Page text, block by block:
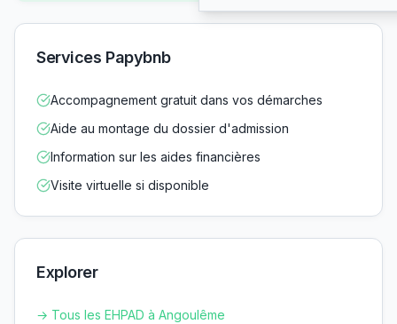
Services Papybnb
Accompagnement gratuit dans vos démarches
Aide au montage du dossier d'admission
Information sur les aides financières
Visite virtuelle si disponible
Explorer
→ Tous les EHPAD à Angoulême